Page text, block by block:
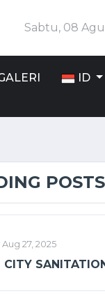
Sabtu, 08
ID
POSTS
Aug 27, 2025
CITY